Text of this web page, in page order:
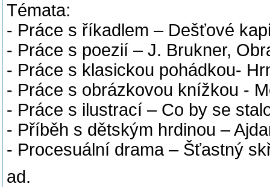
Témata:
- Práce s říkadlem – Dešťové
- Práce s poezií – J. Brukner,
- Práce s klasickou pohádkou-
- Práce s obrázkovou knížkou -
- Práce s ilustrací – Co by se
- Příběh s dětským hrdinou –
- Procesuální drama – Šťastný
ad.